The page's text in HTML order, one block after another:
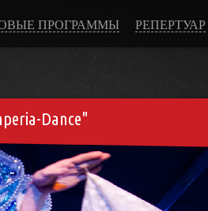
ПРОГРАММЫ РЕПЕРТУАР
Dance"